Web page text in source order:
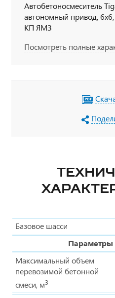
Автобетоносмеситель
автономный привод,
КП ЯМЗ
Посмотреть полные
Базовое шасси
Параметры
Максимальный объем
перевозимой бетонной
смеси, м3